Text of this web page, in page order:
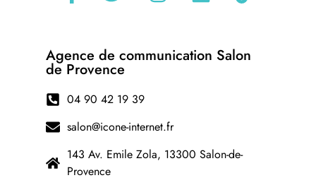
Agence de communication Salon
de Provence
04 90 42 19 39
salon@icone-internet.fr
143 Av. Emile Zola, 13300 Salon-de-
Provence